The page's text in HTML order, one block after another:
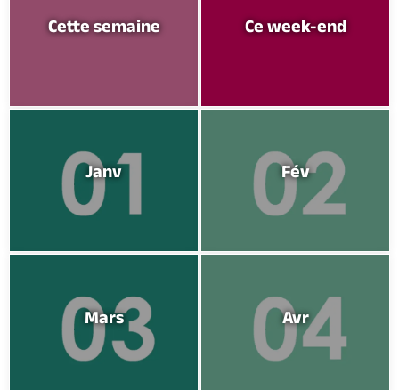
Brochures & Cartes Comment venir ? Ecrivez-nous
Cette semaine Ce week-end
Janv Fév
Mars Avr